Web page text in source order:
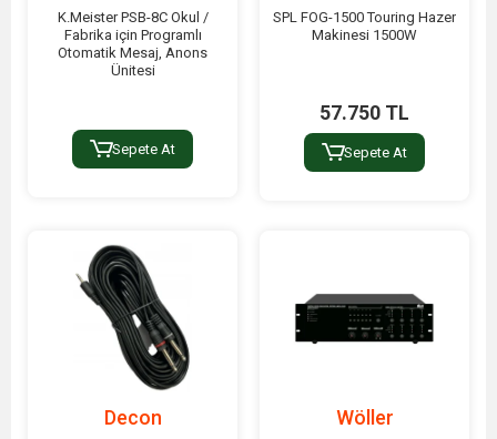
K.Meister PSB-8C Okul /
Fabrika için Programlı
Otomatik Mesaj, Anons
Ünitesi
Sepete At
SPL FOG-1500 Touring Hazer
Makinesi 1500W
57.750 TL
Sepete At
Decon Wöller